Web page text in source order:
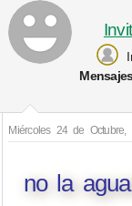
Miércoles 24 de Octubre,
no la